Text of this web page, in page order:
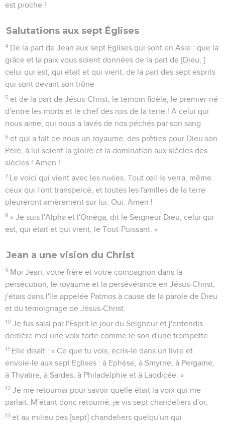
est proche !
Salutations aux sept Églises
4 De la part de Jean aux sept Eglises qui sont en Asie : que la
grâce et la paix vous soient données de la part de [Dieu, ]
celui qui est, qui était et qui vient, de la part des sept esprits
qui sont devant son trône
5 et de la part de Jésus-Christ, le témoin fidèle, le premier-né
d'entre les morts et le chef des rois de la terre ! A celui qui
nous aime, qui nous a lavés de nos péchés par son sang
6 et qui a fait de nous un royaume, des prêtres pour Dieu son
Père, à lui soient la gloire et la domination aux siècles des
siècles ! Amen !
7 Le voici qui vient avec les nuées. Tout œil le verra, même
ceux qui l'ont transpercé, et toutes les familles de la terre
pleureront amèrement sur lui. Oui. Amen !
8 « Je suis l'Alpha et l'Oméga, dit le Seigneur Dieu, celui qui
est, qui était et qui vient, le Tout-Puissant. »
Jean a une vision du Christ
9 Moi Jean, votre frère et votre compagnon dans la
persécution, le royaume et la persévérance en Jésus-Christ,
j'étais dans l'île appelée Patmos à cause de la parole de Dieu
et du témoignage de Jésus-Christ.
10 Je fus saisi par l'Esprit le jour du Seigneur et j'entendis
derrière moi une voix forte comme le son d'une trompette.
11 Elle disait : « Ce que tu vois, écris-le dans un livre et
envoie-le aux sept Eglises : à Ephèse, à Smyrne, à Pergame,
à Thyatire, à Sardes, à Philadelphie et à Laodicée. »
12 Je me retournai pour savoir quelle était la voix qui me
parlait. M’étant donc retourné, je vis sept chandeliers d'or,
13 et au milieu des [sept] chandeliers quelqu'un qui